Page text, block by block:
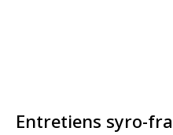
Entretiens syro-